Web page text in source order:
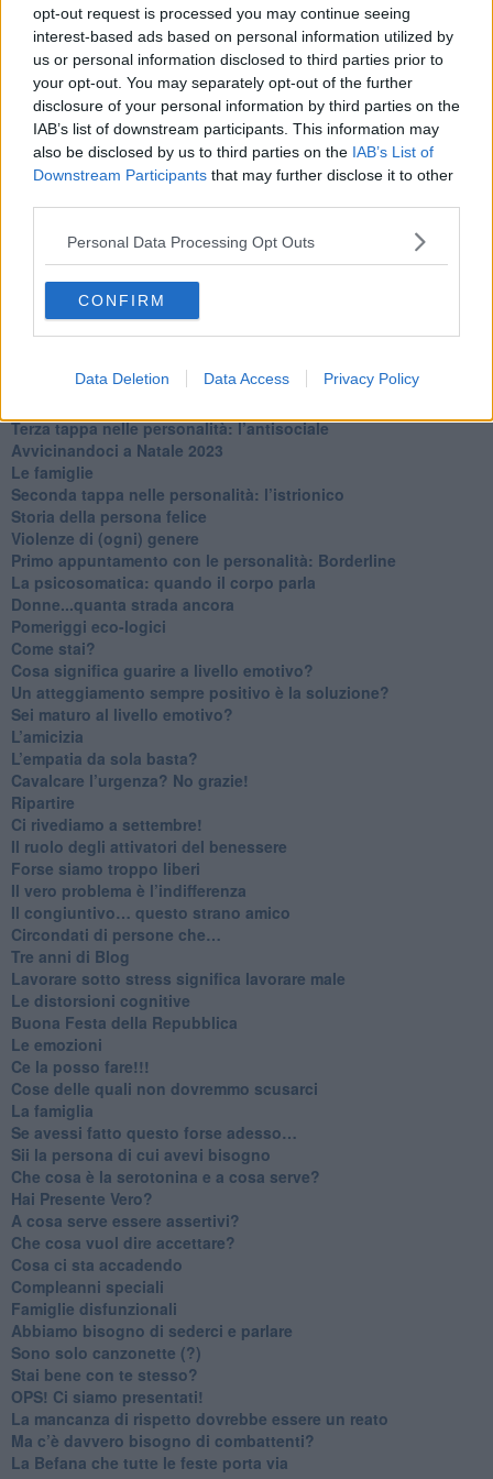
opt-out request is processed you may continue seeing
interest-based ads based on personal information utilized by
us or personal information disclosed to third parties prior to
your opt-out. You may separately opt-out of the further
disclosure of your personal information by third parties on the
IAB’s list of downstream participants. This information may
also be disclosed by us to third parties on the IAB’s List of
Downstream Participants that may further disclose it to other
Personal Data Processing Opt Outs
CONFIRM
Data Deletion Data Access Privacy Policy
La maternità
​L’uomo o l’orso?
Non hanno un amico a teatro​
​Tutta una questione di rispetto
​Cose che ci esauriscono
​Vespa che passione!
​Lasciate ai vostri figli il diritto di piangere
​Parole d’amore regalate al vento
​Essere genitori di un adolescente
​Saper pazientare
​Venerdì emozionalmente sostenibile
Contornati di persone che…
Non dare niente per scontato
Che cos’è la dipendenza affettiva?
​Nuovi arrivi!
​Terza tappa nelle personalità: l’antisociale
​Avvicinandoci a Natale 2023
Le famiglie
Seconda tappa nelle personalità: l’istrionico
​Storia della persona felice
Violenze di (ogni) genere
​Primo appuntamento con le personalità: Borderline
La psicosomatica: quando il corpo parla
Donne...quanta strada ancora
​Pomeriggi eco-logici
​Come stai?
Cosa significa guarire a livello emotivo?
​Un atteggiamento sempre positivo è la soluzione?
​Sei maturo al livello emotivo?
​L’amicizia
​L’empatia da sola basta?
​Cavalcare l’urgenza? No grazie!
Ripartire
​Ci rivediamo a settembre!
​Il ruolo degli attivatori del benessere
​Forse siamo troppo liberi
​Il vero problema è l’indifferenza
​Il congiuntivo… questo strano amico
​Circondati di persone che…
​Tre anni di Blog
​Lavorare sotto stress significa lavorare male
​Le distorsioni cognitive
​Buona Festa della Repubblica
Le emozioni
​Ce la posso fare!!!
​Cose delle quali non dovremmo scusarci
​La famiglia
​Se avessi fatto questo forse adesso…
​Sii la persona di cui avevi bisogno
Che cosa è la serotonina e a cosa serve?
​Hai Presente Vero?
A cosa serve essere assertivi?
​Che cosa vuol dire accettare?
​Cosa ci sta accadendo
​Compleanni speciali
​Famiglie disfunzionali
​Abbiamo bisogno di sederci e parlare
Sono solo canzonette (?)
​Stai bene con te stesso?
​OPS! Ci siamo presentati!
​La mancanza di rispetto dovrebbe essere un reato
​Ma c’è davvero bisogno di combattenti?
​La Befana che tutte le feste porta via